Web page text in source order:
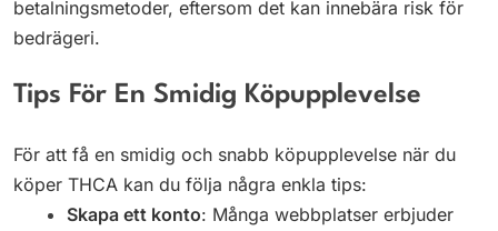
betalningsmetoder, eftersom det kan innebära risk för
bedrägeri.
Tips För En Smidig Köpupplevelse
För att få en smidig och snabb köpupplevelse när du
köper THCA kan du följa några enkla tips:
Skapa ett konto: Många webbplatser erbjuder